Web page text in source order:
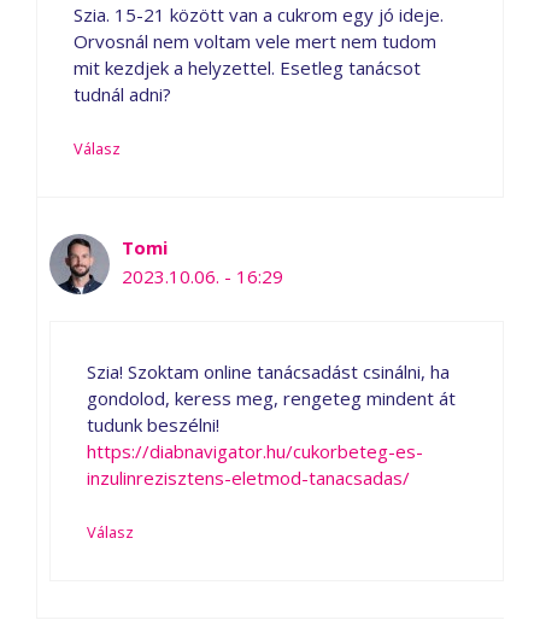
Szia. 15-21 között van a cukrom egy jó ideje.
Orvosnál nem voltam vele mert nem tudom
mit kezdjek a helyzettel. Esetleg tanácsot
tudnál adni?
Válasz
Tomi
2023.10.06. - 16:29
Szia! Szoktam online tanácsadást csinálni, ha
gondolod, keress meg, rengeteg mindent át
tudunk beszélni!
https://diabnavigator.hu/cukorbeteg-es-
inzulinrezisztens-eletmod-tanacsadas/
Válasz